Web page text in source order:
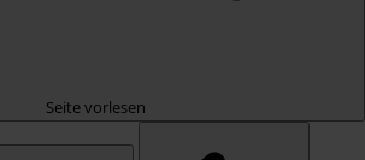
Seite vorlesen